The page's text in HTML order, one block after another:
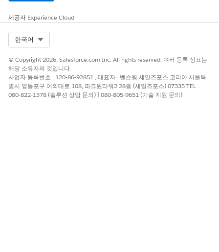
제공자 Experience Cloud
한국어
© Copyright 2026, Salesforce.com Inc. All rights reserved. 여러 등록 상표는
해당 소유자의 것입니다.
사업자 등록번호 : 120-86-92851 , 대표자 : 벤슨웡 세일즈포스 코리아 서울특
별시 영등포구 여의대로 108, 파크원타워2 28층 (세일즈포스) 07335 TEL :
080-822-1378 (솔루션 상담 문의) | 080-805-9651 (기술 지원 문의)